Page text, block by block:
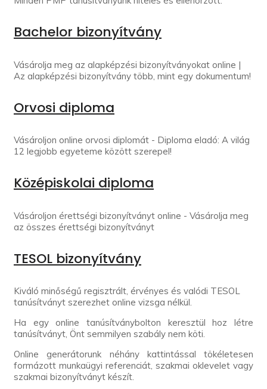
Bachelor bizonyítvány
Vásárolja meg az alapképzési bizonyítványokat online |
Az alapképzési bizonyítvány több, mint egy dokumentum!
Orvosi diploma
Vásároljon online orvosi diplomát - Diploma eladó: A világ
12 legjobb egyeteme között szerepel!
Középiskolai diploma
Vásároljon érettségi bizonyítványt online - Vásárolja meg
az összes érettségi bizonyítványt
TESOL bizonyítvány
Kiváló minőségű regisztrált, érvényes és valódi TESOL
tanúsítványt szerezhet online vizsga nélkül.
Ha egy online tanúsítványbolton keresztül hoz létre
tanúsítványt, Önt semmilyen szabály nem köti.
Online generátorunk néhány kattintással tökéletesen
formázott munkaügyi referenciát, szakmai oklevelet vagy
szakmai bizonyítványt készít.